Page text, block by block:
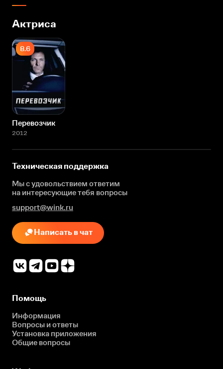
Актриса
8.6
Перевозчик
2012
Техническая поддержка
Мы с удовольствием ответим
на интересующиетебя вопросы
support@wink.ru
Написать в чат
Помощь
Информация
Вопросы и ответы
Установка приложения
Общие вопросы